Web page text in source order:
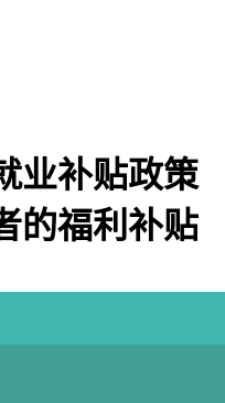
业补贴政策
的福利补贴